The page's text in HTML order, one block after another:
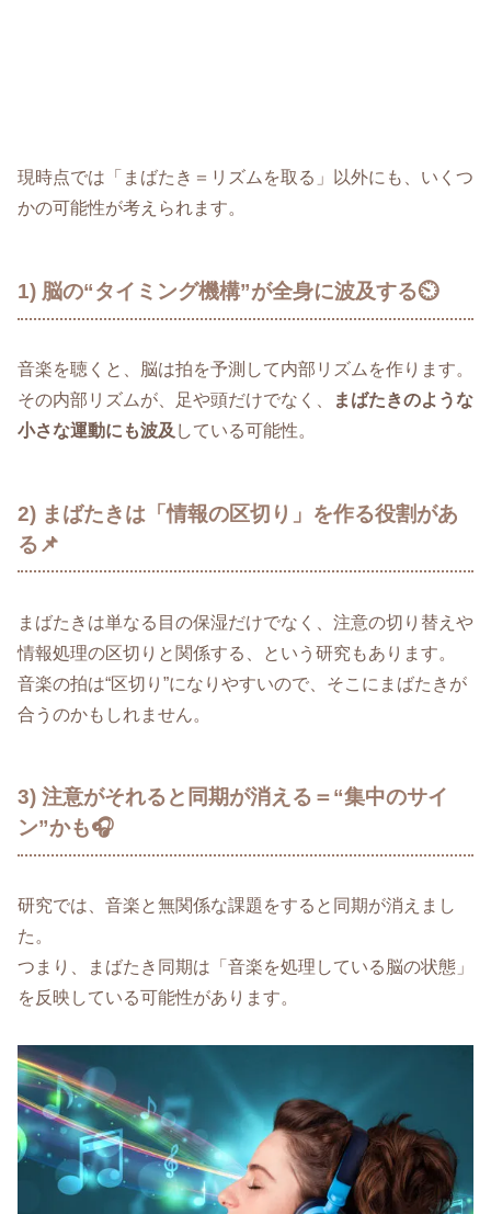
現時点では「まばたき＝リズムを取る」以外にも、いくつ
かの可能性が考えられます。
1) 脳の“タイミング機構”が全身に波及する⏲️
音楽を聴くと、脳は拍を予測して内部リズムを作ります。
その内部リズムが、足や頭だけでなく、
まばたきのような
小さな運動にも波及 している可能性。
2) まばたきは「情報の区切り」を作る役割があ
る📌
まばたきは単なる目の保湿だけでなく、注意の切り替えや
情報処理の区切りと関係する、という研究もあります。
音楽の拍は“区切り”になりやすいので、そこにまばたきが
合うのかもしれません。
3) 注意がそれると同期が消える＝“集中のサイ
ン”かも🎧
研究では、音楽と無関係な課題をすると同期が消えまし
た。
つまり、まばたき同期は「音楽を処理している脳の状態」
を反映している可能性があります。